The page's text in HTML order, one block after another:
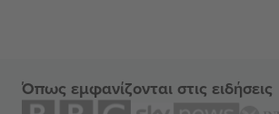
Όπως εμφανίζονται στις ειδήσεις